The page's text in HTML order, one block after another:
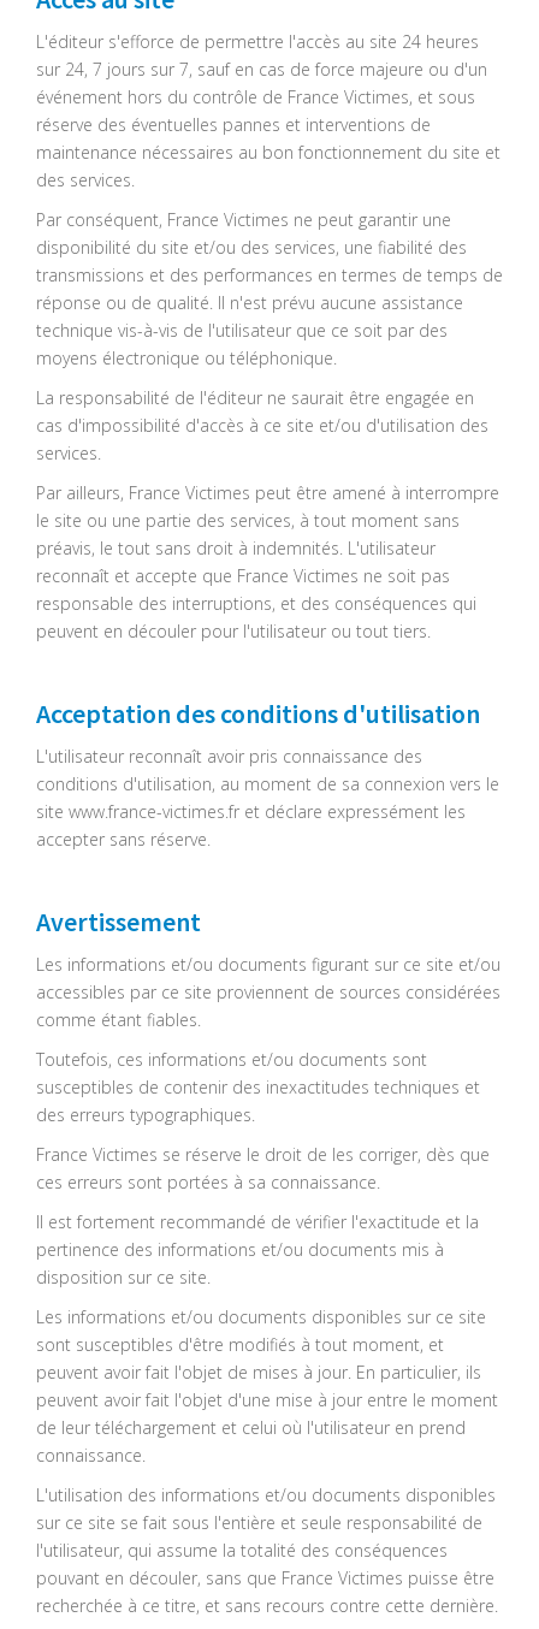
L'éditeur s'efforce de permettre l'accès au site 24 heures
sur 24, 7 jours sur 7, sauf en cas de force majeure ou d'un
événement hors du contrôle de France Victimes, et sous
réserve des éventuelles pannes et interventions de
maintenance nécessaires au bon fonctionnement du site et
des services.
Par conséquent, France Victimes ne peut garantir une
disponibilité du site et/ou des services, une fiabilité des
transmissions et des performances en termes de temps de
réponse ou de qualité. Il n'est prévu aucune assistance
technique vis-à-vis de l'utilisateur que ce soit par des
moyens électronique ou téléphonique.
La responsabilité de l'éditeur ne saurait être engagée en
cas d'impossibilité d'accès à ce site et/ou d'utilisation des
services.
Par ailleurs, France Victimes peut être amené à interrompre
le site ou une partie des services, à tout moment sans
préavis, le tout sans droit à indemnités. L'utilisateur
reconnaît et accepte que France Victimes ne soit pas
responsable des interruptions, et des conséquences qui
peuvent en découler pour l'utilisateur ou tout tiers.
Acceptation des conditions d'utilisation
L'utilisateur reconnaît avoir pris connaissance des
conditions d'utilisation, au moment de sa connexion vers le
site www.france-victimes.fr et déclare expressément les
accepter sans réserve.
Avertissement
Les informations et/ou documents figurant sur ce site et/ou
accessibles par ce site proviennent de sources considérées
comme étant fiables.
Toutefois, ces informations et/ou documents sont
susceptibles de contenir des inexactitudes techniques et
des erreurs typographiques.
France Victimes se réserve le droit de les corriger, dès que
ces erreurs sont portées à sa connaissance.
Il est fortement recommandé de vérifier l'exactitude et la
pertinence des informations et/ou documents mis à
disposition sur ce site.
Les informations et/ou documents disponibles sur ce site
sont susceptibles d'être modifiés à tout moment, et
peuvent avoir fait l'objet de mises à jour. En particulier, ils
peuvent avoir fait l'objet d'une mise à jour entre le moment
de leur téléchargement et celui où l'utilisateur en prend
connaissance.
L'utilisation des informations et/ou documents disponibles
sur ce site se fait sous l'entière et seule responsabilité de
l'utilisateur, qui assume la totalité des conséquences
pouvant en découler, sans que France Victimes puisse être
recherchée à ce titre, et sans recours contre cette dernière.